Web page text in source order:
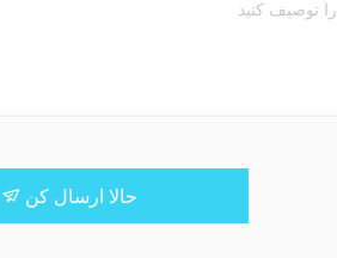
حالا ارسال کن